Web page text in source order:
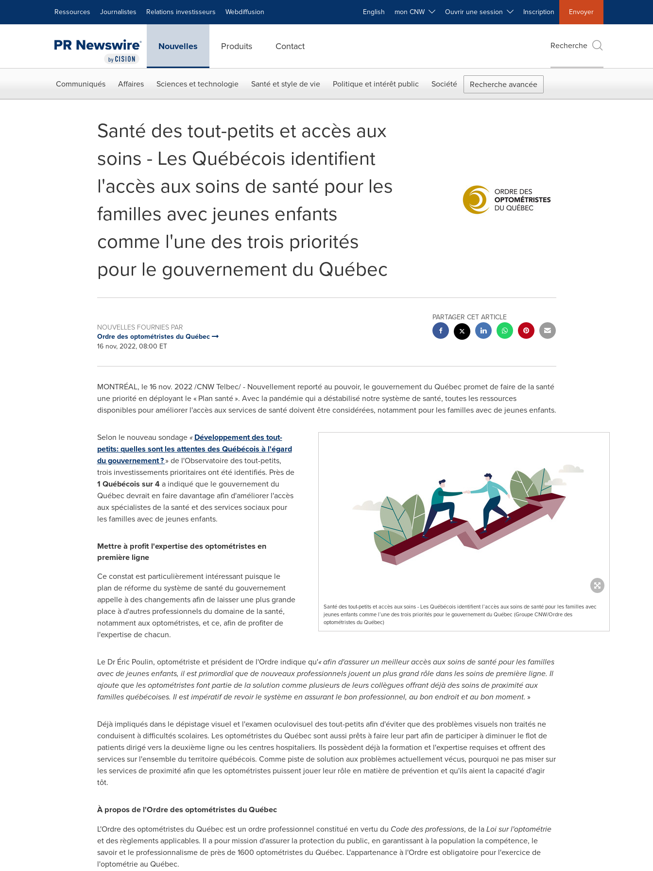
Ressources Journalistes Relations investisseurs Webdiffusion English mon CNW Ouvrir une session Inscription Envoyer
Nouvelles Produits Contact Recherche
Communiqués Affaires Sciences et technologie Santé et style de vie Politique et intérêt public Société Recherche avancée
Santé des tout-petits et accès aux
soins - Les Québécois identifient
l'accès aux soins de santé pour les
familles avec jeunes enfants
comme l'une des trois priorités
pour le gouvernement du Québec
NOUVELLES FOURNIES PAR
Ordre des optométristes du Québec
16 nov, 2022, 08:00 ET
PARTAGER CET ARTICLE
MONTRÉAL, le16 nov. 2022/CNW Telbec/ - Nouvellement reporté au pouvoir, le gouvernement du Québec promet de faire de la santé
une priorité en déployant le « Plan santé ». Avec lapandémie qui a déstabilisé notre système de santé, toutes les ressources
disponibles pour améliorer l'accès aux services de santé doivent être considérées, notamment pour les familles avec de jeunes enfants.
Santé des tout-petits et accès aux soins - Les Québécois identifient l’accès aux soins de santé pour les familles avec
jeunes enfants comme l’une des trois priorités pour le gouvernement du Québec (Groupe CNW/Ordre des
optométristes du Québec)
Selon le nouveau sondage«Développement des tout-
petits: quelles sont les attentes des Québécois à l'égard
du gouvernement ?» de l'Observatoire des tout-petits,
trois investissements prioritaires ont été identifiés. Près de
1 Québécois sur 4a indiqué que le gouvernement du
Québec devrait en faire davantage afin d'améliorer l'accès
aux spécialistes de la santé et des services sociaux pour
les familles avec de jeunes enfants.
Mettre à profit l'expertise des optométristes en
première ligne
Ce constat est particulièrement intéressant puisque le
plan de réforme du système de santé du gouvernement
appelle à des changements afin de laisser une plus grande
place à d'autres professionnels du domaine de la santé,
notamment aux optométristes, et ce, afin de profiter de
l'expertise de chacun.
Le Dr Éric Poulin, optométriste et président de l'Ordre indique qu'« afin d'assurer un meilleur accès aux soins de santé pour les familles
avec de jeunes enfants, il est primordial que de nouveaux professionnels jouent un plus grand rôle dans les soins de première ligne. Il
ajoute que les optométristes font partie de la solution comme plusieurs de leurs collègues offrant déjà des soins de proximité aux
familles québécoises. Il est impératif de revoir le système en assurant le bon professionnel, au bon endroit et au bon moment. »
Déjà impliqués dans le dépistage visuel et l'examen oculovisuel des tout-petits afin d'éviter que des problèmes visuels non traités ne
conduisent à difficultés scolaires. Les optométristes du Québec sont aussi prêts à faire leur part afin de participer à diminuer le flot de
patients dirigé vers la deuxième ligne ou les centres hospitaliers. Ils possèdent déjà la formation et l'expertise requises et offrent des
services sur l'ensemble du territoire québécois. Comme piste de solution aux problèmes actuellement vécus, pourquoi ne pas miser sur
les services de proximité afin que les optométristes puissent jouer leur rôle en matière de prévention et qu'ils aient la capacité d'agir
tôt.
À propos de l'Ordre des optométristes du Québec
L'Ordre des optométristes du Québec est un ordre professionnel constitué en vertu du Code des professions, de laLoi sur l'optométrie
et des règlements applicables. Il a pour mission d'assurer la protection du public, en garantissant à la population la compétence, le
savoir et le professionnalisme de près de 1600 optométristes du Québec. L'appartenance à l'Ordre est obligatoire pour l'exercice de
l'optométrie au Québec.